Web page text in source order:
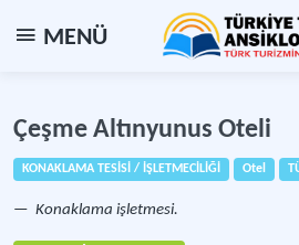
MENÜ
Çeşme Altınyunus Oteli
KONAKLAMA TESİSİ / İŞLETMECİLİĞİ Otel
Konaklama işletmesi.